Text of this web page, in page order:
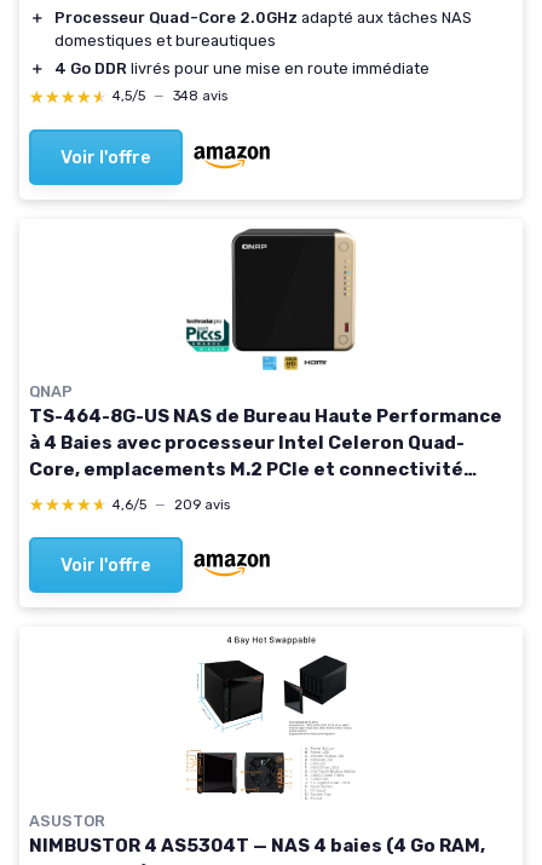
＋
Processeur Quad-Core 2.0GHz adapté aux tâches NAS
domestiques et bureautiques
＋
4 Go DDR livrés pour une mise en route immédiate
★★★★★
★★★★★ 4,5/5 — 348 avis
Voir l'offre
QNAP
TS-464-8G-US NAS de Bureau Haute Performance
à 4 Baies avec processeur Intel Celeron Quad-
Core, emplacements M.2 PCIe et connectivité
réseau Double 2,5 GbE (2,5 G/1 G/100 M) (sans
★★★★★
★★★★★ 4,6/5 — 209 avis
Voir l'offre
ASUSTOR
NIMBUSTOR 4 AS5304T — NAS 4 baies (4 Go RAM,